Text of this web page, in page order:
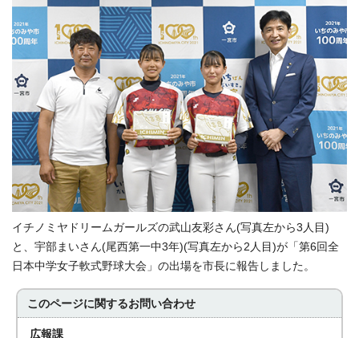
イチノミヤドリームガールズの武山友彩さん(写真左から3人目)
と、宇部まいさん(尾西第一中3年)(写真左から2人目)が「第6回全
日本中学女子軟式野球大会」の出場を市長に報告しました。
このページに関するお問い合わせ
広報課